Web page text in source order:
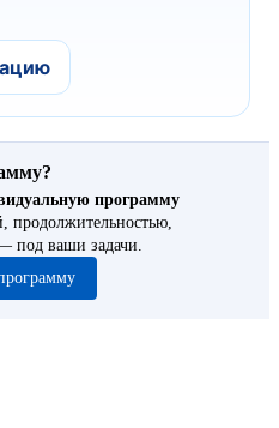
программу
продолжительностью,
под ваши задачи.